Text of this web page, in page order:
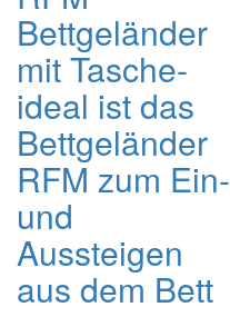
Bettgeländer
mit Tasche-
ideal ist das
Bettgeländer
RFM zum Ein-
und
Aussteigen
aus dem Bett